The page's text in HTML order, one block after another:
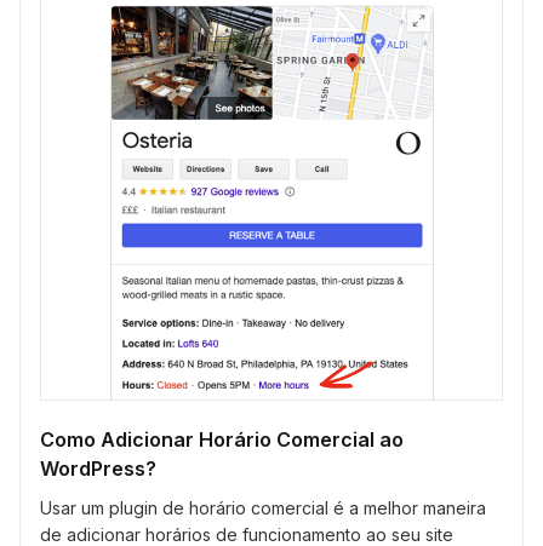
Como Adicionar Horário Comercial ao
WordPress?
Usar um plugin de horário comercial é a melhor maneira
de adicionar horários de funcionamento ao seu site